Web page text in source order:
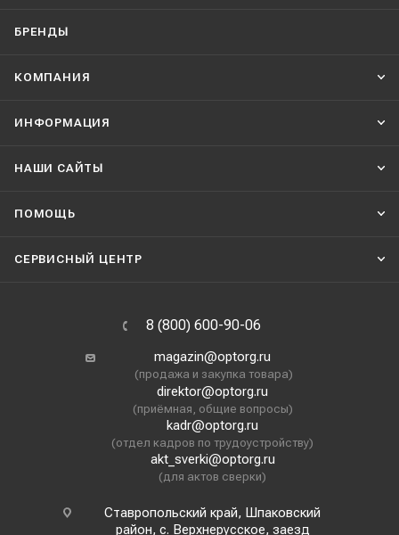
БРЕНДЫ
КОМПАНИЯ
ИНФОРМАЦИЯ
НАШИ CАЙТЫ
ПОМОЩЬ
СЕРВИСНЫЙ ЦЕНТР
8 (800) 600-90-06
magazin@optorg.ru
(продажа и закупка товара)
direktor@optorg.ru
(приёмная, общие вопросы)
kadr@optorg.ru
(отдел кадров по трудоустройству)
akt_sverki@optorg.ru
(для актов сверки)
Ставропольский край, Шпаковский
район, с. Верхнерусское, заезд